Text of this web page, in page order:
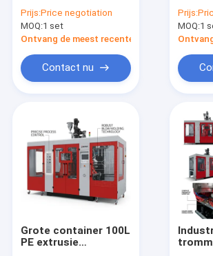
Medische Injectie het Vormen Machine
MP100FD
Prijs:Price negotiation
MOQ:1 set
Ontvang de meest recente Prijs
Contact nu
Prijs:
MOQ:1
Grote container 100L
PE extrusie